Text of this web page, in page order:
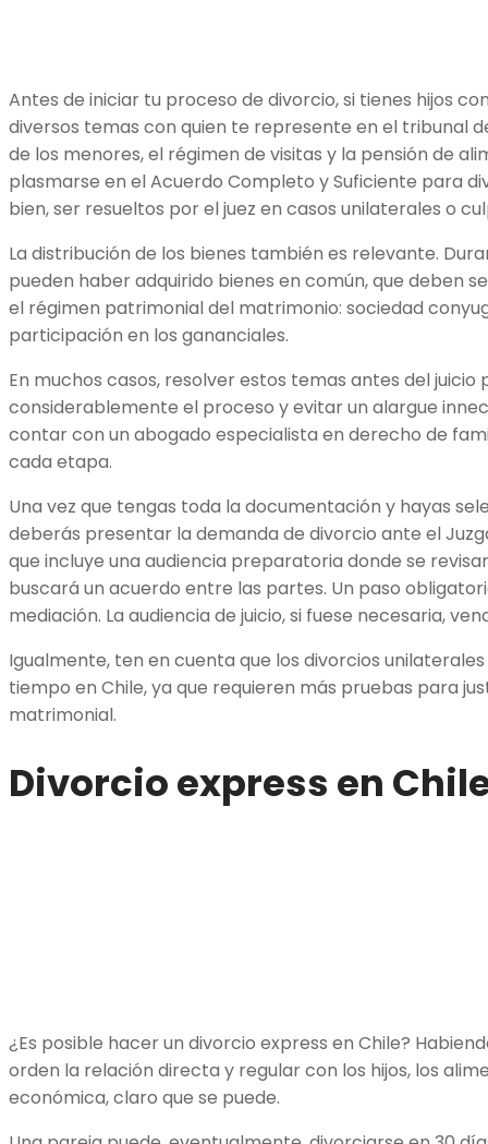
Antes de iniciar tu proceso de divorcio, si tienes hijos
diversos temas con quien te represente en el tribunal
de los menores, el régimen de visitas y la pensión de
plasmarse en el Acuerdo Completo y Suficiente para
bien, ser resueltos por el juez en casos unilaterales o
La distribución de los bienes también es relevante.
pueden haber adquirido bienes en común, que deben
el régimen patrimonial del matrimonio: sociedad
participación en los gananciales.
En muchos casos, resolver estos temas antes del juicio
considerablemente el proceso y evitar un alargue
contar con un abogado especialista en derecho de
cada etapa.
Una vez que tengas toda la documentación y hayas
deberás presentar la demanda de divorcio ante el
que incluye una audiencia preparatoria donde se
buscará un acuerdo entre las partes. Un paso
mediación. La audiencia de juicio, si fuese necesaria,
Igualmente, ten en cuenta que los divorcios
tiempo en Chile, ya que requieren más pruebas para
matrimonial.
Divorcio express en
¿Es posible hacer un divorcio express en Chile?
orden la relación directa y regular con los hijos, los
económica, claro que se puede.